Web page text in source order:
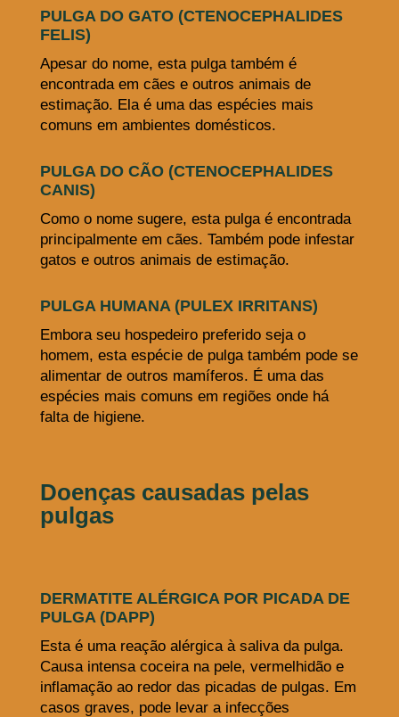
PULGA DO GATO (CTENOCEPHALIDES
FELIS)
Apesar do nome, esta pulga também é
encontrada em cães e outros animais de
estimação. Ela é uma das espécies mais
comuns em ambientes domésticos.
PULGA DO CÃO (CTENOCEPHALIDES
CANIS)
Como o nome sugere, esta pulga é encontrada
principalmente em cães. Também pode infestar
gatos e outros animais de estimação.
PULGA HUMANA (PULEX IRRITANS)
Embora seu hospedeiro preferido seja o
homem, esta espécie de pulga também pode se
alimentar de outros mamíferos. É uma das
espécies mais comuns em regiões onde há
falta de higiene.
Doenças causadas pelas
pulgas
DERMATITE ALÉRGICA POR PICADA DE
PULGA (DAPP)
Esta é uma reação alérgica à saliva da pulga.
Causa intensa coceira na pele, vermelhidão e
inflamação ao redor das picadas de pulgas. Em
casos graves, pode levar a infecções